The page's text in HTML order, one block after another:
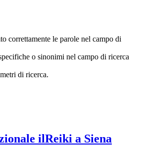
correttamente le parole nel campo di
o sinonimi nel campo di ricerca
di ricerca.
ilReiki a Siena